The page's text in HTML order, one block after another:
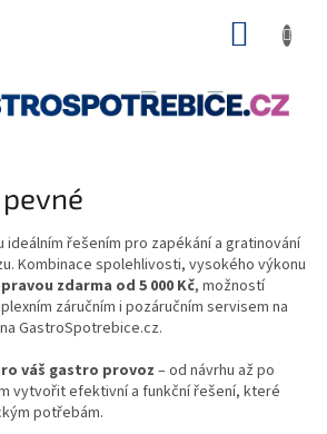
ideálním řešením pro zapékání a gratinování
Kombinace spolehlivosti, vysokého výkonu
zdarma od 5 000 Kč, možností
záručním i pozáručním servisem na
GastroSpotrebice.cz.
váš gastro provoz – od návrhu až po
vytvořit efektivní a funkční řešení, které
potřebám.